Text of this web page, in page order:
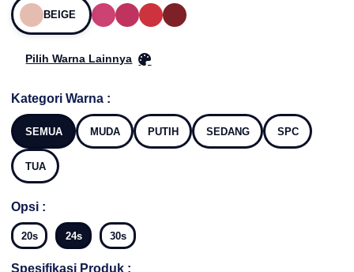
BEIGE
Pilih Warna Lainnya
Kategori Warna :
SEMUA MUDA PUTIH SEDANG SPC
TUA
Opsi :
20s 24s 30s
Spesifikasi Produk :